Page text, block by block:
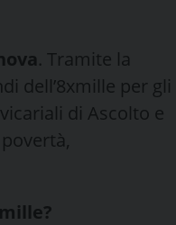
. Tramite la
dell’8xmille per gli
di Ascolto e